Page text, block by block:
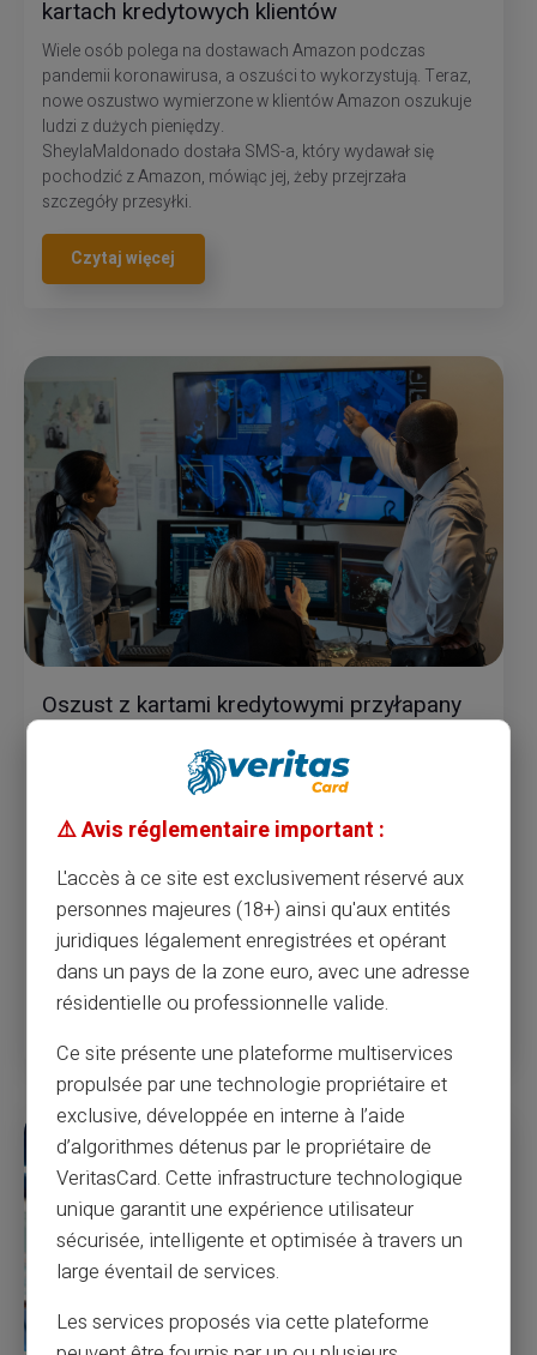
kartach kredytowych klientów
Wiele osób polega na dostawach Amazon podczas
pandemii koronawirusa, a oszuści to wykorzystują. Teraz,
nowe oszustwo wymierzone w klientów Amazon oszukuje
ludzi z dużych pieniędzy.
SheylaMaldonado dostała SMS-a, który wydawał się
pochodzić z Amazon, mówiąc jej, żeby przejrzała
szczegóły przesyłki.
Czytaj więcej
Oszust z kartami kredytowymi przyłapany
ofiary Montgomery Co. dom: gliny
oszukańczych zakupów kart kredytowych online, a
ofiary w hrabstwie Montgomery.
Funkcjonariuszetwierdzą, że zaczęło się 20 lipca, kiedy
ofiara odkryła około 2000 dolarów fałszywych opłat na
swojej karcie kredytowej.
Czytaj więcej
⚠️ Avis réglementaire important :
L'accès à ce site est exclusivement réservé aux
personnes majeures (18+) ainsi qu'aux entités
juridiques légalement enregistrées et opérant
dans un pays de la zone euro, avec une adresse
résidentielle ou professionnelle valide.
Ce site présente une plateforme multiservices
propulsée par une technologie propriétaire et
exclusive, développée en interne à l’aide
d’algorithmes détenus par le propriétaire de
VeritasCard. Cette infrastructure technologique
unique garantit une expérience utilisateur
sécurisée, intelligente et optimisée à travers un
large éventail de services.
Les services proposés via cette plateforme